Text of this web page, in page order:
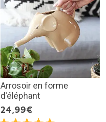
Arrosoir en forme
d'éléphant
24,99€